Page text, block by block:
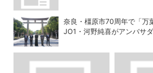
奈良・橿原市70周年で「万
JO1・河野純喜がアンバサ